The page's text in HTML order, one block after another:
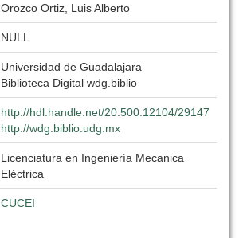
Orozco Ortiz, Luis Alberto
NULL
Universidad de Guadalajara
Biblioteca Digital wdg.biblio
http://hdl.handle.net/20.500.12104/29147
http://wdg.biblio.udg.mx
Licenciatura en Ingeniería Mecanica
Eléctrica
CUCEI